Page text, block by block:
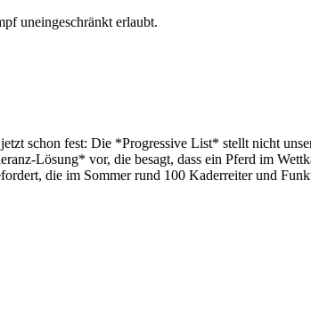
uneingeschränkt erlaubt.
schon fest: Die *Progressive List* stellt nicht
Lösung* vor, die besagt, dass ein Pferd im
die im Sommer rund 100 Kaderreiter und